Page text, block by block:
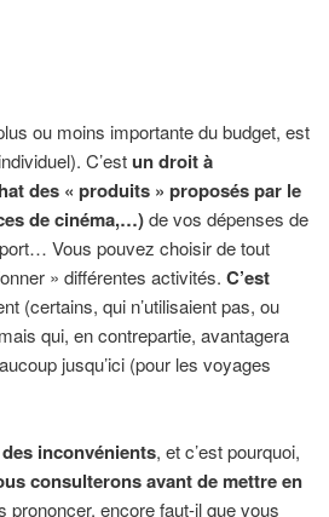
ou moins importante du budget, est
C’estun droit à
des « produits » proposés par le
de cinéma,…)de vos dépenses de
Vous pouvez choisir de tout
» différentes activités. C’est
(certains, qui n’utilisaient pas, ou
qui, en contrepartie, avantagera
jusqu’ici (pour les voyages
inconvénients, et c’est pourquoi,
consulterons avant de mettre en
encore faut-il que vous